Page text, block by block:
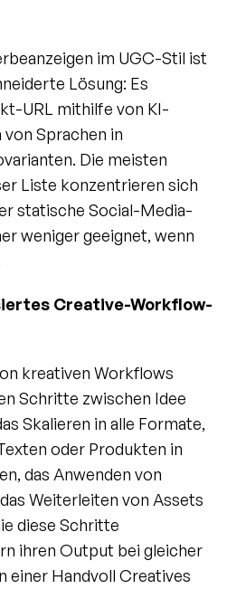
im UGC-Stil ist
Lösung: Es
URL mithilfe von KI-
Sprachen in
Die meisten
Liste konzentrieren sich
statische Social-Media-
weniger geeignet, wenn
Creative-Workflow-
kreativen Workflows
Schritte zwischen Idee
Skalieren in alle Formate,
oder Produkten in
das Anwenden von
Weiterleiten von Assets
diese Schritte
ihren Output bei gleicher
Handvoll Creatives